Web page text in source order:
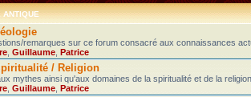
ANTIQUE
remarques sur ce forum consacré aux connaissances
Guillaume Patrice
/ Religion
mythes ainsi qu'aux domaines de la spiritualité et de la
Guillaume Patrice